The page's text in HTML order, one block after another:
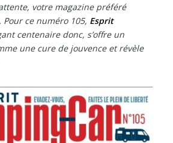
votre magazine préféré
ce numéro 105, Esprit
centenaire donc, s’offre un
une cure de jouvence et révèle